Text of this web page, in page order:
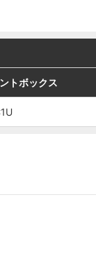
ンセント
1個用2P
20A
トボックス
ンセント
1個用2P
20A
トボックス